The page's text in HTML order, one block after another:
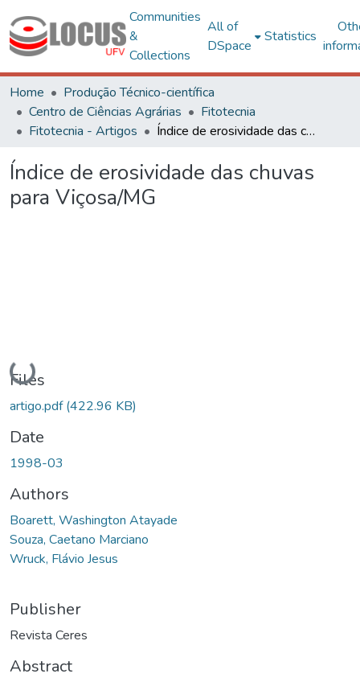
Communities
&
Collections
All of
DSpace
Statistics
Home
Produção Técnico-científica
Centro de Ciências Agrárias
Fitotecnia
Fitotecnia - Artigos
Índice de erosividade das chuvas para Viçosa/MG
Índice de erosividade das chuvas
para Viçosa/MG
Loading...
Files
artigo.pdf(422.96 KB)
Date
1998-03
Authors
Boarett, Washington Atayade
Souza, Caetano Marciano
Wruck, Flávio Jesus
Publisher
Revista Ceres
Abstract